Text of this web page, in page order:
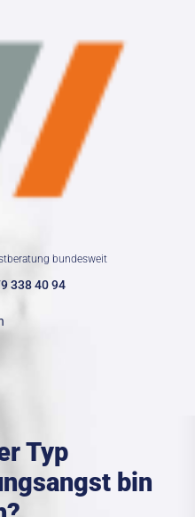
bundesweit
338 40 94
Typ
bin